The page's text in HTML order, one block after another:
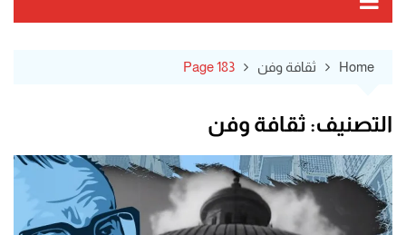
Home ثقافة وفن Page 183
التصنيف: ثقافة وفن